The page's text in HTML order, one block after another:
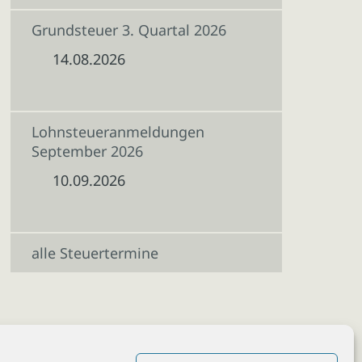
Grundsteuer 3. Quartal 2026
14.08.2026
Lohnsteueranmeldungen
September 2026
10.09.2026
alle Steuertermine